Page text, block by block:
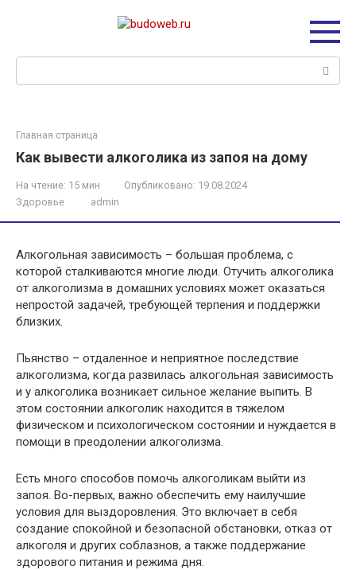
Главная страница
Как вывести алкоголика из запоя на дому
На чтение: 15 мин Опубликовано: 19.08.2024
Здоровье
admin
Алкогольная зависимость – большая проблема, с
которой сталкиваются многие люди. Отучить алкоголика
от алкоголизма в домашних условиях может оказаться
непростой задачей, требующей терпения и поддержки
близких.
Пьянство – отдаленное и неприятное последствие
алкоголизма, когда развилась алкогольная зависимость
и у алкоголика возникает сильное желание выпить. В
этом состоянии алкоголик находится в тяжелом
физическом и психологическом состоянии и нуждается в
помощи в преодолении алкоголизма.
Есть много способов помочь алкоголикам выйти из
запоя. Во-первых, важно обеспечить ему наилучшие
условия для выздоровления. Это включает в себя
создание спокойной и безопасной обстановки, отказ от
алкоголя и других соблазнов, а также поддержание
здорового питания и режима дня.